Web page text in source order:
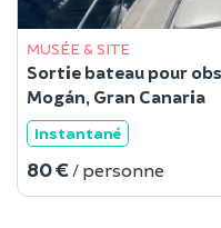
MUSÉE & SITE
Sortie bateau pour
Mogán, Gran Canaria
Instantané
80 € / personne